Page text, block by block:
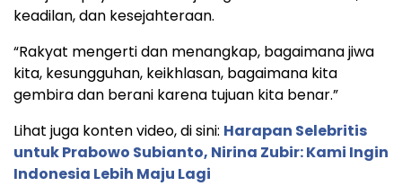
keadilan, dan kesejahteraan.
“Rakyat mengerti dan menangkap, bagaimana jiwa
kita, kesungguhan, keikhlasan, bagaimana kita
gembira dan berani karena tujuan kita benar.”
Lihat juga konten video, di sini: Harapan Selebritis
untuk Prabowo Subianto, Nirina Zubir: Kami Ingin
Indonesia Lebih Maju Lagi